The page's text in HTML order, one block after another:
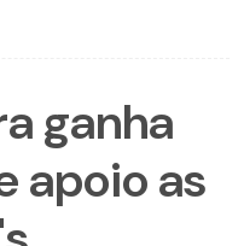
ganha
apoio as